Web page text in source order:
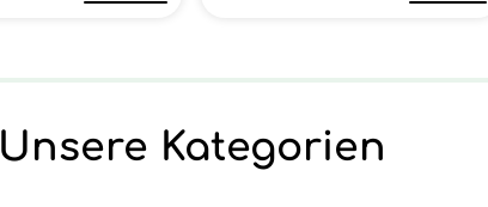
Unsere Kategorien